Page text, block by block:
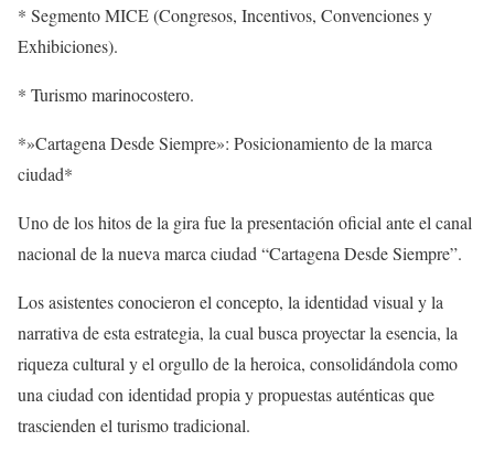
* Segmento MICE (Congresos, Incentivos, Convenciones y
Exhibiciones).
* Turismo marinocostero.
*»Cartagena Desde Siempre»: Posicionamiento de la marca
ciudad*
Uno de los hitos de la gira fue la presentación oficial ante el canal
nacional de la nueva marca ciudad “Cartagena Desde Siempre”.
Los asistentes conocieron el concepto, la identidad visual y la
narrativa de esta estrategia, la cual busca proyectar la esencia, la
riqueza cultural y el orgullo de la heroica, consolidándola como
una ciudad con identidad propia y propuestas auténticas que
trascienden el turismo tradicional.